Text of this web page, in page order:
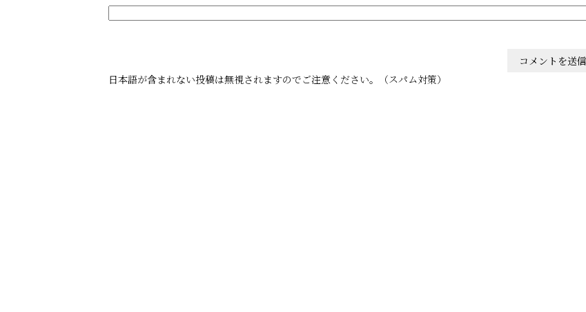
日本語が含まれない投稿は無視されますのでご注意ください。（スパム対策）